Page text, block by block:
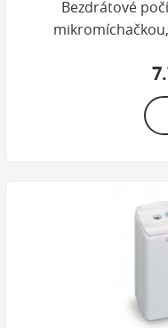
Bezdrátové